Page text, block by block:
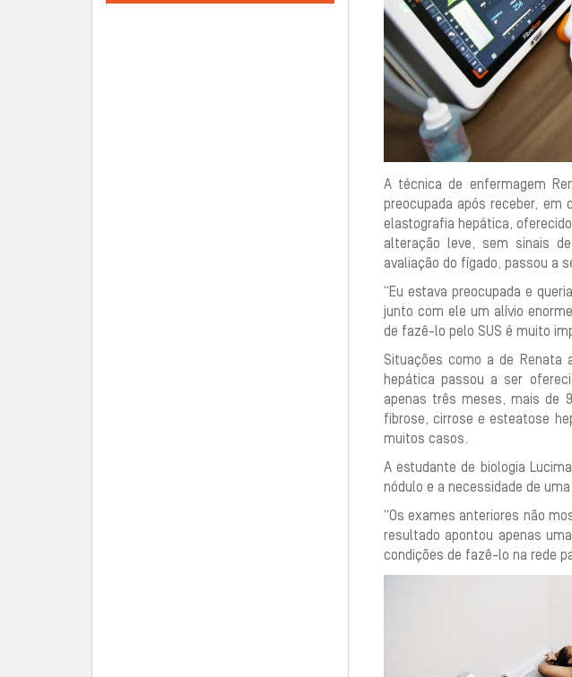
A técnica de enfermagem
preocupada após receber,
elastografia hepática,
alteração leve, sem sinais
avaliação do fígado, passou a
“Eu estava preocupada e
junto com ele um alívio
de fazê-lo pelo SUS é muito
Situações como a de Renata
hepática passou a ser
apenas três meses, mais de
fibrose, cirrose e esteatose
muitos casos.
A estudante de biologia
nódulo e a necessidade de
“Os exames anteriores não
resultado apontou apenas
condições de fazê-lo na rede